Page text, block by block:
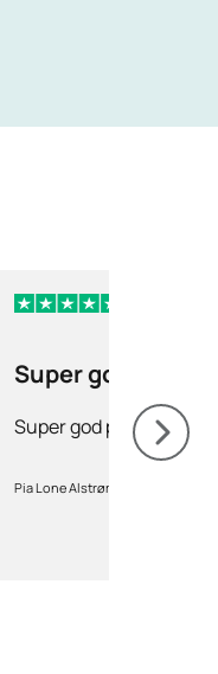
Super god
Super god professionel
Pia Lone Alstrøm